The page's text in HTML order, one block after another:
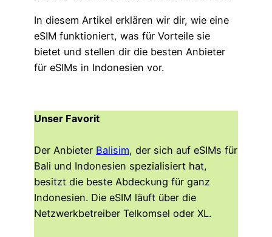
In diesem Artikel erklären wir dir, wie eine
eSIM funktioniert, was für Vorteile sie
bietet und stellen dir die besten Anbieter
für eSIMs in Indonesien vor.
Unser Favorit
Der Anbieter Balisim, der sich auf eSIMs für
Bali und Indonesien spezialisiert hat,
besitzt die beste Abdeckung für ganz
Indonesien. Die eSIM läuft über die
Netzwerkbetreiber Telkomsel oder XL.